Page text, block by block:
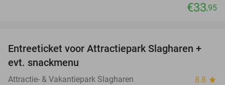
€33,95
41%
Entreeticket voor Attractiepark Slagharen +
evt. snackmenu
Attractie- & Vakantiepark Slagharen 8.8 star